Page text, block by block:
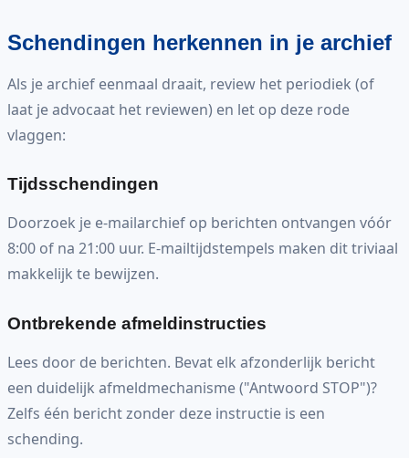
Schendingen herkennen in je archief
Als je archief eenmaal draait, review het periodiek (of
laat je advocaat het reviewen) en let op deze rode
vlaggen:
Tijdsschendingen
Doorzoek je e-mailarchief op berichten ontvangen vóór
8:00 of na 21:00 uur. E-mailtijdstempels maken dit triviaal
makkelijk te bewijzen.
Ontbrekende afmeldinstructies
Lees door de berichten. Bevat elk afzonderlijk bericht
een duidelijk afmeldmechanisme ("Antwoord STOP")?
Zelfs één bericht zonder deze instructie is een
schending.